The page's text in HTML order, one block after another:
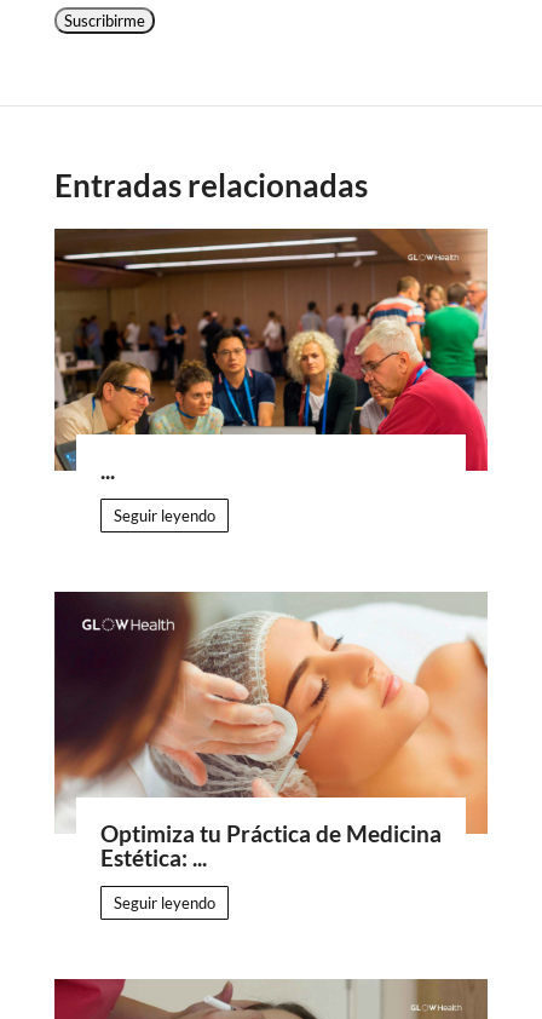
Suscribirme
Entradas relacionadas
...
Seguir leyendo
Optimiza tu Práctica de Medicina
Estética: ...
Seguir leyendo